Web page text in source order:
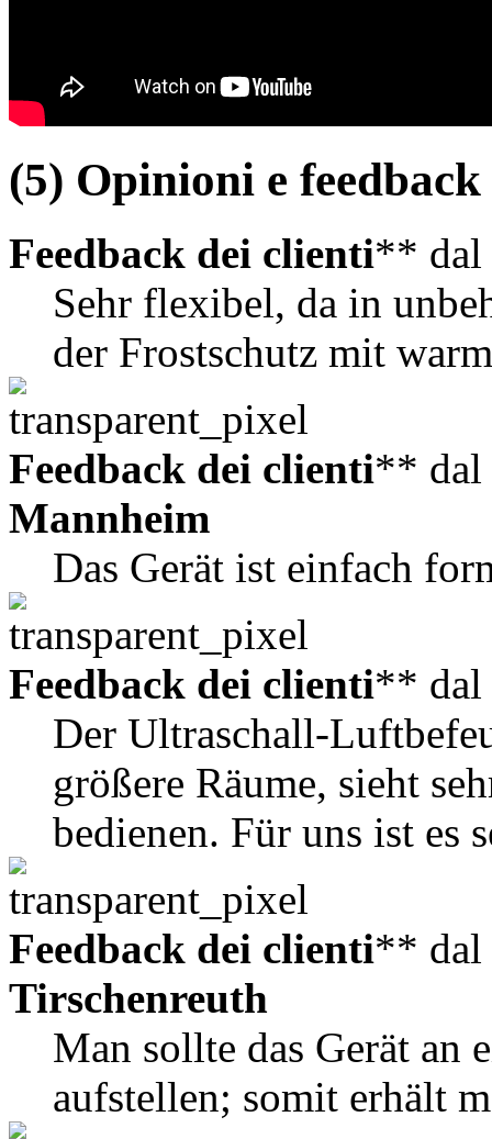
(5) Opinioni e
Feedback dei clienti** dal
Sehr flexibel, da in
der Frostschutz mit
Feedback dei clienti** dal
Mannheim
Das Gerät ist einfach
Feedback dei clienti** dal
Der Ultraschall-
größere Räume, sieht
bedienen. Für uns ist es
Feedback dei clienti** dal
Tirschenreuth
Man sollte das Gerät an
aufstellen; somit erhält